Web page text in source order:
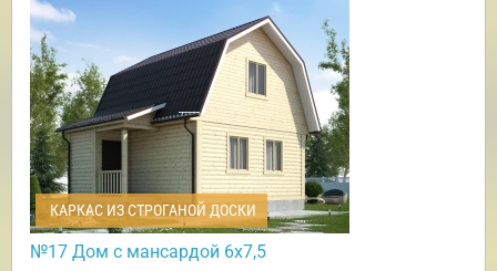
КАРКАС ИЗ СТРОГАНОЙ ДОСКИ
№17 Дом с мансардой 6х7,5